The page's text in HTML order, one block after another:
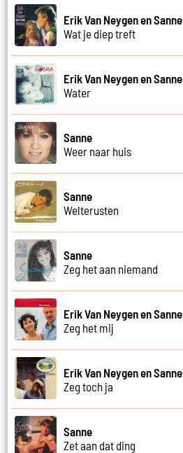
Erik Van Neygen en Sanne
Wat je diep treft
Erik Van Neygen en Sanne
Water
Sanne
Weer naar huis
Sanne
Welterusten
Sanne
Zeg het aan niemand
Erik Van Neygen en Sanne
Zeg het mij
Erik Van Neygen en Sanne
Zeg toch ja
Sanne
Zet aan dat ding